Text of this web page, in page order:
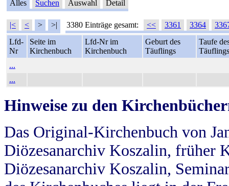
Alles Suchen Auswahl Detail
|< < > >| 3380 Einträge gesamt: << 3361 3364
Lfd-
Nr
Seite im
Kirchenbuch
Lfd-Nr im
Kirchenbuch
Geburt des
Täuflings
Taufe
Täuflings
...
...
Hinweise zu den
Das Original-Kirchenbuch von
Diözesanarchiv Koszalin, früher
Diözesanarchiv Koszalin,